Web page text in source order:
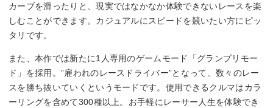
カーブを滑ったりと、現実ではなかなか体験できないレースを楽
しむことができます。カジュアルにスピードを競いたい方にピッ
タリです。
また、本作では新たに1人専用のゲームモード「グランプリモー
ド」を採用。”雇われのレースドライバー”となって、数々のレー
スを勝ち抜いていくというモードです。使用できるクルマはカラ
ーリングを含めて300種以上。お手軽にレーサー人生を体験でき